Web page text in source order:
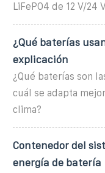
LiFePO4 de 12 V/24
¿Qué baterías
explicación
¿Qué baterías son
cuál se adapta
clima?
Contenedor del
energía de batería